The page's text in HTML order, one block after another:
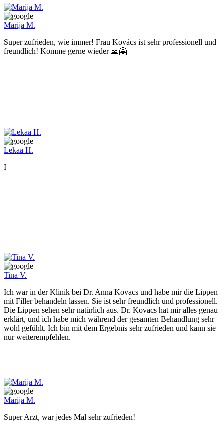
Marija M.
Super zufrieden, wie immer! Frau Kovács ist sehr professionell und
freundlich! Komme gerne wieder 🙏🤗
Lekaa H.
I
Tina V.
Ich war in der Klinik bei Dr. Anna Kovacs und habe mir die Lippen
mit Filler behandeln lassen. Sie ist sehr freundlich und professionell.
Die Lippen sehen sehr natürlich aus. Dr. Kovacs hat mir alles genau
erklärt, und ich habe mich während der gesamten Behandlung sehr
wohl gefühlt. Ich bin mit dem Ergebnis sehr zufrieden und kann sie
nur weiterempfehlen.
Marija M.
Super Arzt, war jedes Mal sehr zufrieden!